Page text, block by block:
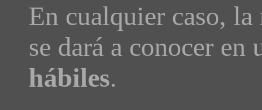
En cualquier caso, la
se dará a conocer
hábiles.